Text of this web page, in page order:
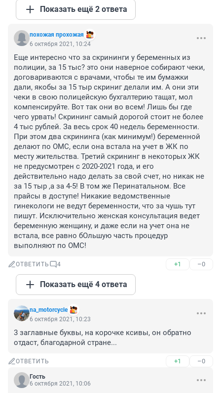
Показать ещё 2 ответа
похожая прохожая
6 октября 2021, 10:24
Еще интересно что за скрининги у беременных из
полиции, за 15 тыс? это они наверное собирают чеки,
договариваются с врачами, чтобы те им бумажки
дали, якобы за 15 тыр скриниг делали им. А они эти
чеки в свою полицейскую бухгалтерию тащат, мол
компенсируйте. Вот так они во всем! Лишь бы где
чего урвать! Скрининг самый дорогой стоит не более
4 тыс рублей. За весь срок 40 недель беременности.
При этом два скрининга (как минимум!) беременной
делают по ОМС, если она встала на учет в ЖК по
месту жительства. Третий скрининг в некоторых ЖК
не предусмотрен с 2020-2021 года, и его
действительно надо делать за свой счет, но никак не
за 15 тыр ,а за 4-5! В том же Перинатальном. Все
прайсы в доступе! Никакие ведомственные
гинекологи не ведут беременности, что за чушь тут
пишут. Исключительно женская консультация ведет
беременную женщину, и даже если на учет она не
встала, все равно бОльшую часть процедур
выполняют по ОМС!
ОТВЕТИТЬ 4 +1 –0
Показать ещё 4 ответа
na_motorcycle
6 октября 2021, 10:23
3 заглавные буквы, на корочке ксивы, он обратно
отдаст, благодарной стране...
ОТВЕТИТЬ +1 –0
Гость
6 октября 2021, 10:06